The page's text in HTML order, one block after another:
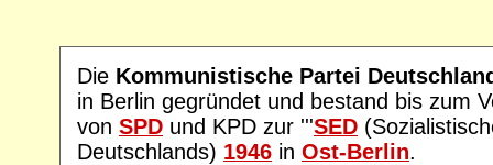
Die Kommunistische Partei
in Berlin gegründet und bestand bis zum
von SPD und KPD zur '''SED
Deutschlands) 1946 in Ost-Berlin.